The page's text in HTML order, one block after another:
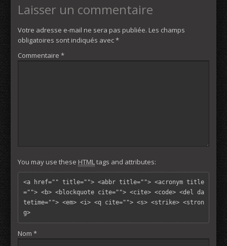
Laisser un commentaire
Votre adresse e-mail ne sera pas publiée. Les champs
obligatoires sont indiqués avec*
Commentaire *
You may use these HTMLtags and attributes:
<a href="" title=""> <abbr title=""> <acronym title
=""> <b> <blockquote cite=""> <cite> <code> <del da
tetime=""> <em> <i> <q cite=""> <s> <strike> <stron
g>
Nom *